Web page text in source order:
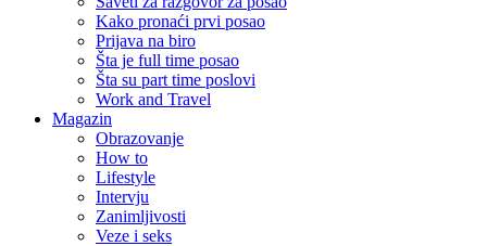
Kako pronaći prvi posao
Prijava na biro
Šta je full time posao
Šta su part time poslovi
Work and Travel
Magazin
Obrazovanje
How to
Lifestyle
Intervju
Zanimljivosti
Veze i seks